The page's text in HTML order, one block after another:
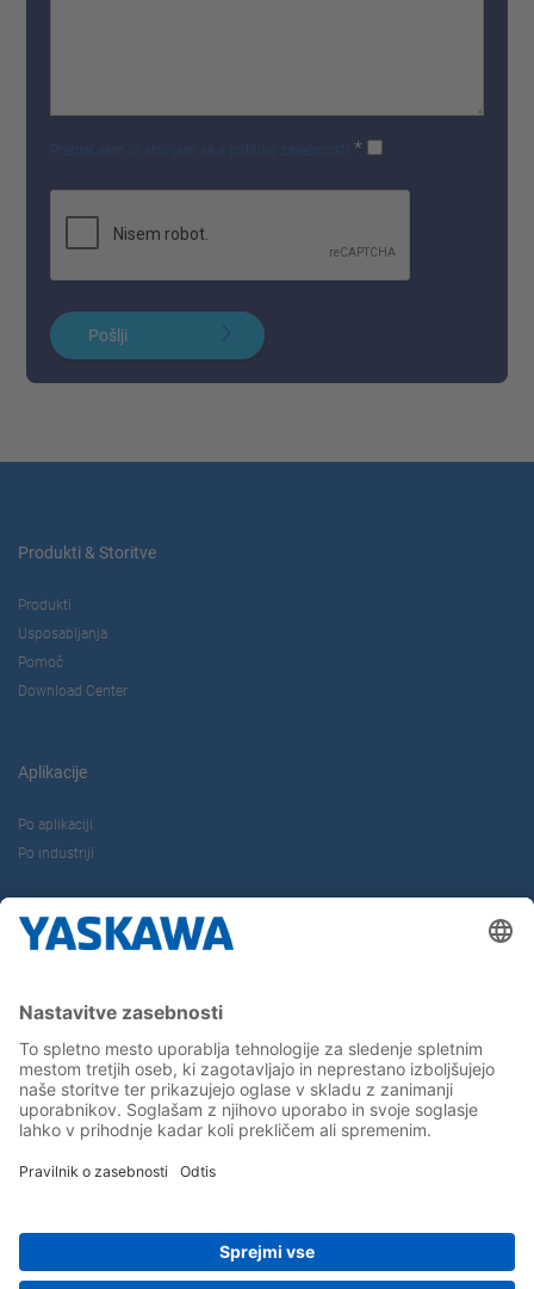
Prebral sem in strinjam se s politiko zasebnosti *
Pošlji
Produkti & Storitve
Produkti
Usposabljanja
Pomoč
Download Center
Aplikacije
Po aplikaciji
Po industriji
O nas
Kariera
Sledite nam...